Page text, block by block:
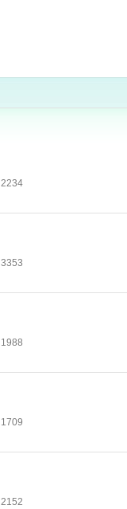
2234
3353
1988
1709
2152